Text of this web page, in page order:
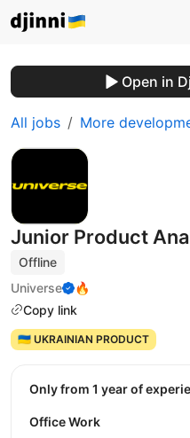
Open in
All jobs More
Junior Product
Offline
Universe
🔥
Copy link
🇺🇦 UKRAINIAN PRODUCT
Only from 1 year of
Office Work